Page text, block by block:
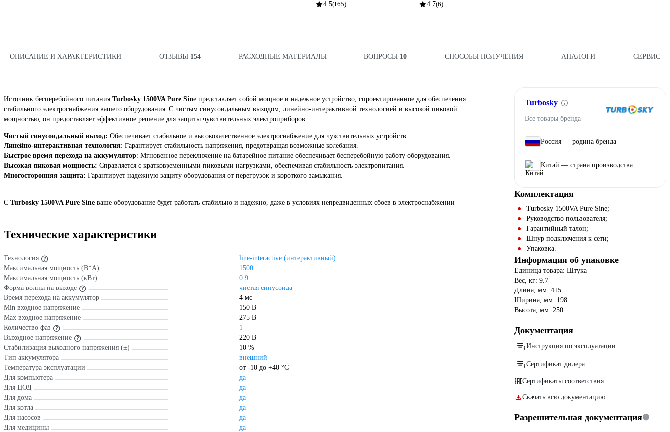
4.5(165) 4.7(6)
ОПИСАНИЕ И ХАРАКТЕРИСТИКИ ОТЗЫВЫ 154 РАСХОДНЫЕ МАТЕРИАЛЫ ВОПРОСЫ 10 СПОСОБЫ ПОЛУЧЕНИЯ АНАЛОГИ СЕРВИС
Источник бесперебойного питания Turbosky 1500VA Pure Sine представляет собой мощное и надежное устройство, спроектированное для обеспечения
стабильного электроснабжения вашего оборудования. С чистым синусоидальным выходом, линейно-интерактивной технологией и высокой пиковой
мощностью, он предоставляет эффективное решение для защиты чувствительных электроприборов.
Чистый синусоидальный выход: Обеспечивает стабильное и высококачественное электроснабжение для чувствительных устройств.
Линейно-интерактивная технология: Гарантирует стабильность напряжения, предотвращая возможные колебания.
Быстрое время перехода на аккумулятор: Мгновенное переключение на батарейное питание обеспечивает бесперебойную работу оборудования.
Высокая пиковая мощность: Справляется с кратковременными пиковыми нагрузками, обеспечивая стабильность электропитания.
Многосторонняя защита: Гарантирует надежную защиту оборудования от перегрузок и короткого замыкания.
С Turbosky 1500VA Pure Sine ваше оборудование будет работать стабильно и надежно, даже в условиях непредвиденных сбоев в электроснабжении
Технические характеристики
Технология
line-interactive (интерактивный)
Максимальная мощность (В*А)
1500
Максимальная мощность (кВт)
0.9
Форма волны на выходе
чистая синусоида
Время перехода на аккумулятор
4 мс
Min входное напряжение
150 В
Max входное напряжение
275 В
Количество фаз
1
Выходное напряжение
220 В
Стабилизация выходного напряжения (±)
10 %
Тип аккумулятора
внешний
Температура эксплуатации
от -10 до +40 °С
Для компьютера
да
Для ЦОД
да
Для дома
да
Для котла
да
Для насосов
да
Для медицины
да
Turbosky
Все товары бренда
Россия — родина бренда
Китай — страна производства
Комплектация
Turbosky 1500VA Pure Sine;
Руководство пользователя;
Гарантийный талон;
Шнур подключения к сети;
Упаковка.
Информация об упаковке
Единица товара: Штука
Вес, кг: 9.7
Длина, мм: 415
Ширина, мм: 198
Высота, мм: 250
Документация
Инструкция по эксплуатации
Сертификат дилера
Сертификаты соответствия
Скачать всю документацию
Разрешительная документация